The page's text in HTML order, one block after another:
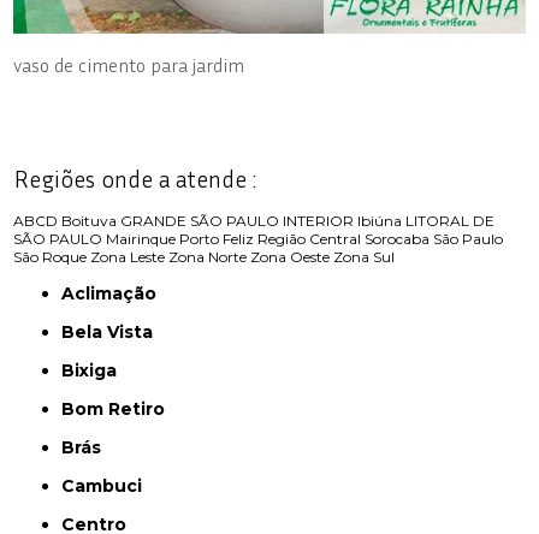
vaso de cimento para jardim
Regiões onde a atende :
ABCD Boituva GRANDE SÃO PAULO INTERIOR Ibiúna LITORAL DE
SÃO PAULO Mairinque Porto Feliz Região Central Sorocaba São Paulo
São Roque Zona Leste Zona Norte Zona Oeste Zona Sul
Aclimação
Bela Vista
Bixiga
Bom Retiro
Brás
Cambuci
Centro